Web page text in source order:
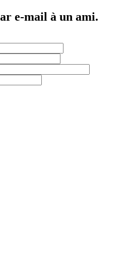
e-mail à un ami.